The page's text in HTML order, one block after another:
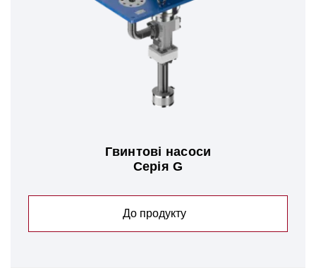
Гвинтові насоси
Серія G
До продукту